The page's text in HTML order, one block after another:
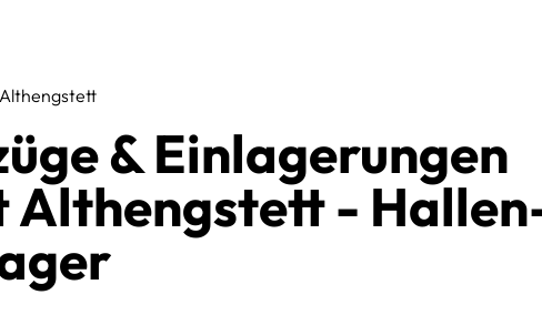
& Einlagerungen
-